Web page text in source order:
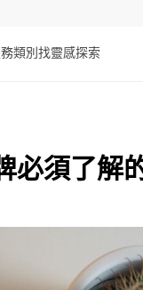
類別 找靈感探索
必須了解